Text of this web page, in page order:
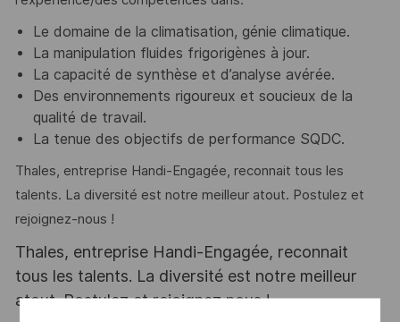
Le domaine de la climatisation, génie climatique.
La manipulation fluides frigorigènes à jour.
La capacité de synthèse et d’analyse avérée.
Des environnements rigoureux et soucieux de la
qualité de travail.
La tenue des objectifs de performance SQDC.
Thales, entreprise Handi-Engagée, reconnait tous les
talents. La diversité est notre meilleur atout. Postulez et
rejoignez-nous !
Thales, entreprise Handi-Engagée, reconnait
tous les talents. La diversité est notre meilleur
atout. Postulez et rejoignez nous !